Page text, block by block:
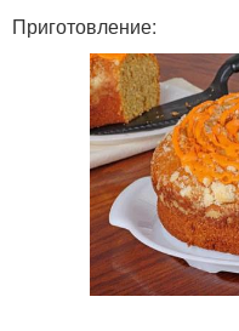
Приготовление: